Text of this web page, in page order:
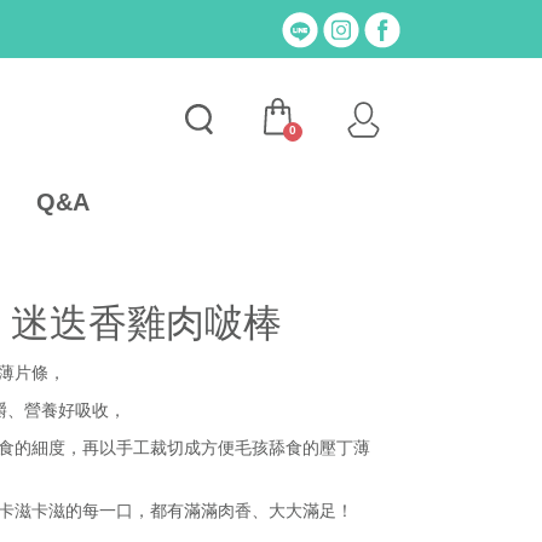
Q&A
0
迭香雞肉啵棒
片條 ，
、營養好吸收 ，
的細度，再以手工裁切成方便毛孩舔食的壓丁薄
滋卡滋的每一口，都有滿滿肉香、大大滿足！